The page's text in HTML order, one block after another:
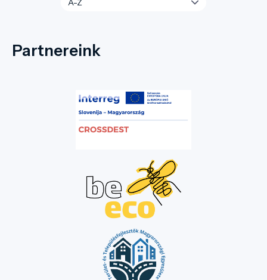
Partnereink